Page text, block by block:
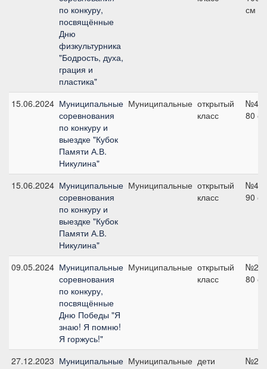
по конкуру,
посвящённые
Дню
физкультурника
"Бодрость, духа,
грация и
пластика"
см
15.06.2024 Муниципальные
соревнования
по конкуру и
выездке "Кубок
Памяти А.В.
Никулина"
Муниципальные открытый
класс
№4в,
80 см
15.06.2024 Муниципальные
соревнования
по конкуру и
выездке "Кубок
Памяти А.В.
Никулина"
Муниципальные открытый
класс
№4с,
90 см
09.05.2024 Муниципальные
соревнования
по конкуру,
посвящённые
Дню Победы "Я
знаю! Я помню!
Я горжусь!"
Муниципальные открытый
класс
№2А,
80 см
27.12.2023 Муниципальные Муниципальные дети
№2С,